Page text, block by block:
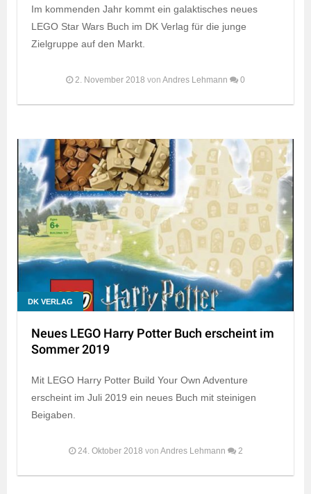
Im kommenden Jahr kommt ein galaktisches neues
LEGO Star Wars Buch im DK Verlag für die junge
Zielgruppe auf den Markt.
2. November 2018 von Andres Lehmann 0
DK VERLAG
Neues LEGO Harry Potter Buch erscheint im
Sommer 2019
Mit LEGO Harry Potter Build Your Own Adventure
erscheint im Juli 2019 ein neues Buch mit steinigen
Beigaben.
24. Oktober 2018 von Andres Lehmann 2